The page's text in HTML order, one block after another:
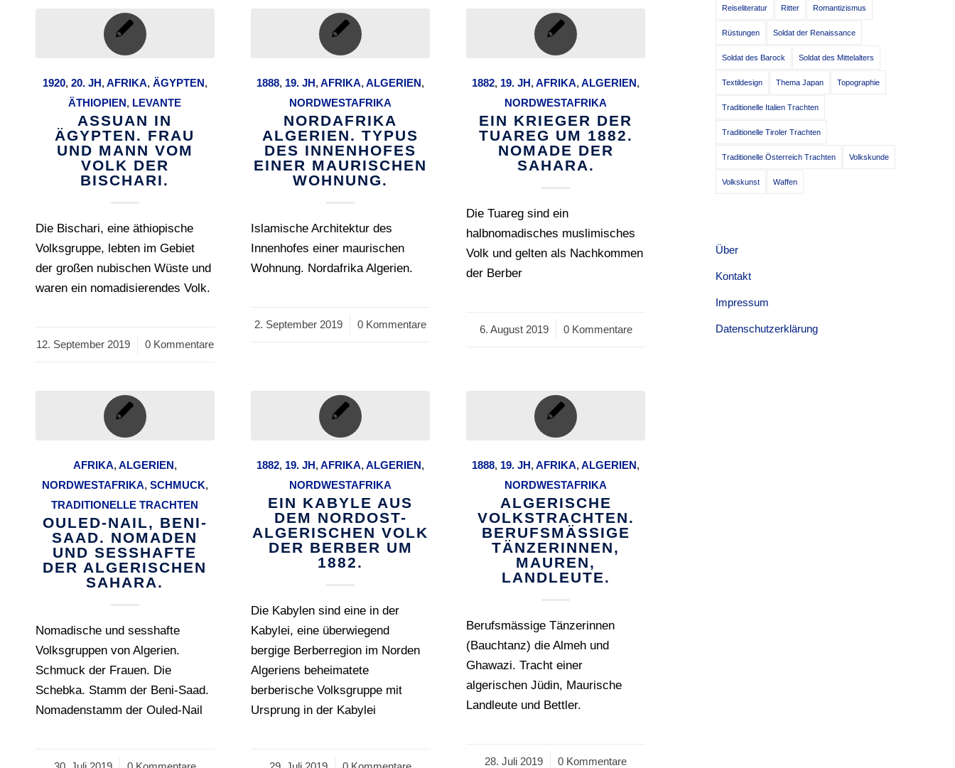
1920, 20. JH,AFRIKA, ÄGYPTEN,
ÄTHIOPIEN, LEVANTE
ASSUAN IN
ÄGYPTEN. FRAU
UND MANN VOM
VOLK DER
BISCHARI.
Die Bischari, eine äthiopische
Volksgruppe, lebten im Gebiet
der großen nubischen Wüste und
waren ein nomadisierendes Volk.
12. September 2019
/ 0 Kommentare
1888, 19. JH,AFRIKA,ALGERIEN,
NORDWESTAFRIKA
NORDAFRIKA
ALGERIEN. TYPUS
DES INNENHOFES
EINER MAURISCHEN
WOHNUNG.
Islamische Architektur des
Innenhofes einer maurischen
Wohnung. Nordafrika Algerien.
2. September 2019
/ 0 Kommentare
1882, 19. JH,AFRIKA,ALGERIEN,
NORDWESTAFRIKA
EIN KRIEGER DER
TUAREG UM 1882.
NOMADE DER
SAHARA.
Die Tuareg sind ein
halbnomadisches muslimisches
Volk und gelten als Nachkommen
der Berber
6. August 2019
/ 0 Kommentare
AFRIKA,ALGERIEN,
NORDWESTAFRIKA, SCHMUCK,
TRADITIONELLE TRACHTEN
OULED-NAIL, BENI-
SAAD. NOMADEN
UND SESSHAFTE
DER ALGERISCHEN
SAHARA.
Nomadische und sesshafte
Volksgruppen von Algerien.
Schmuck der Frauen. Die
Schebka. Stamm der Beni-Saad.
Nomadenstamm der Ouled-Nail
1882, 19. JH,AFRIKA,ALGERIEN,
NORDWESTAFRIKA
EIN KABYLE AUS
DEM NORDOST-
ALGERISCHEN VOLK
DER BERBER UM
1882.
Die Kabylen sind eine in der
Kabylei, eine überwiegend
bergige Berberregion im Norden
Algeriens beheimatete
berberische Volksgruppe mit
Ursprung in der Kabylei
1888, 19. JH,AFRIKA,ALGERIEN,
NORDWESTAFRIKA
ALGERISCHE
VOLKSTRACHTEN.
BERUFSMÄSSIGE
TÄNZERINNEN,
MAUREN,
LANDLEUTE.
Berufsmässige Tänzerinnen
(Bauchtanz) die Almeh und
Ghawazi. Tracht einer
algerischen Jüdin, Maurische
Landleute und Bettler.
28. Juli 2019
/ 0 Kommentare
Reiseliteratur Ritter Romantizismus
Rüstungen Soldat der Renaissance
Soldat des Barock Soldat des Mittelalters
Textildesign Thema Japan Topographie
Traditionelle Italien Trachten
Traditionelle Tiroler Trachten
Traditionelle Österreich Trachten Volkskunde
Volkskunst Waffen
Über
Kontakt
Impressum
Datenschutzerklärung